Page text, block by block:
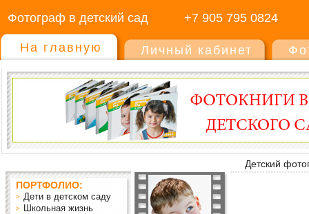
Фотограф в детский сад +7 905 795 0824
На главную Личный кабинет
Детский
ПОРТФОЛИО:
Дети в детском саду
Школьная жизнь